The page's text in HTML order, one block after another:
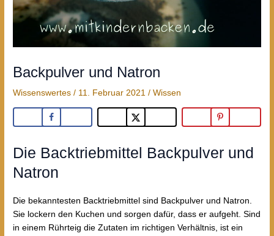
Backpulver und Natron
Wissenswertes / 11. Februar 2021/Wissen
Die Backtriebmittel Backpulver und
Natron
Die bekanntesten Backtriebmittel sind Backpulver und Natron.
Sie lockern den Kuchen und sorgen dafür, dass er aufgeht. Sind
in einem Rührteig die Zutaten im richtigen Verhältnis, ist ein